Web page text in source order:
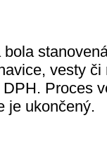
bola
vesty
Proces
je ukončený.